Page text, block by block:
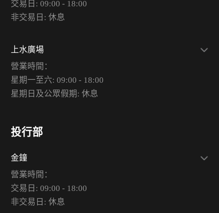
交易日: 09:00 - 18:00
非交易日: 休息
上水廣場
營業時間：
星期一至六: 09:00 - 18:00
星期日及公眾假期: 休息
投行部
金鐘
營業時間：
交易日: 09:00 - 18:00
非交易日: 休息